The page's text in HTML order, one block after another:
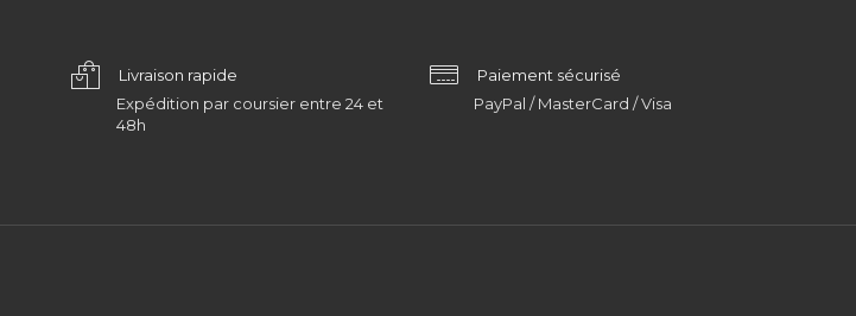
Livraison rapide
Expédition par coursier entre 24 et
48h
Paiement sécurisé
PayPal / MasterCard / Visa